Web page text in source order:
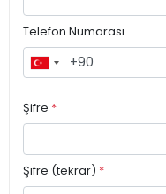
Telefon Numarası
Şifre *
Şifre (tekrar) *